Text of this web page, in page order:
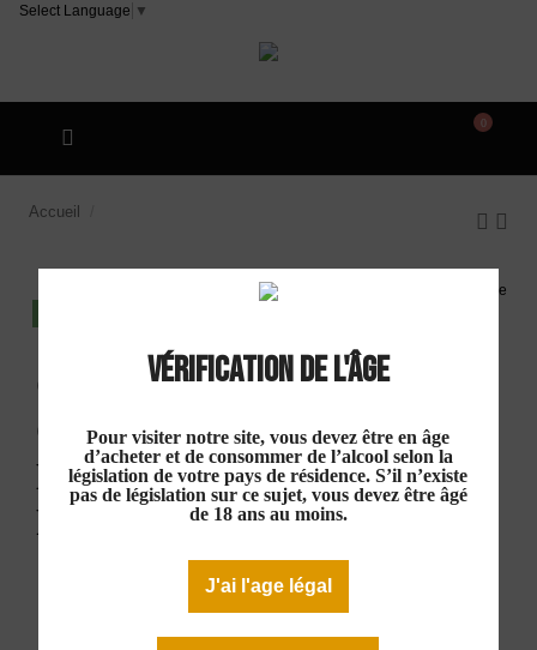
Vérification de l'âge
Pour visiter notre site, vous devez être en âge
d’acheter et de consommer de l’alcool selon la
législation de votre pays de résidence. S’il n’existe
pas de législation sur ce sujet, vous devez être âgé
de 18 ans au moins.
J'ai l'age légal
Select Language ▼
0
Accueil
Cellier Lauran
Cabaret "Saint
Marcellin" AOP Minervois
Rouge 2022
En stock